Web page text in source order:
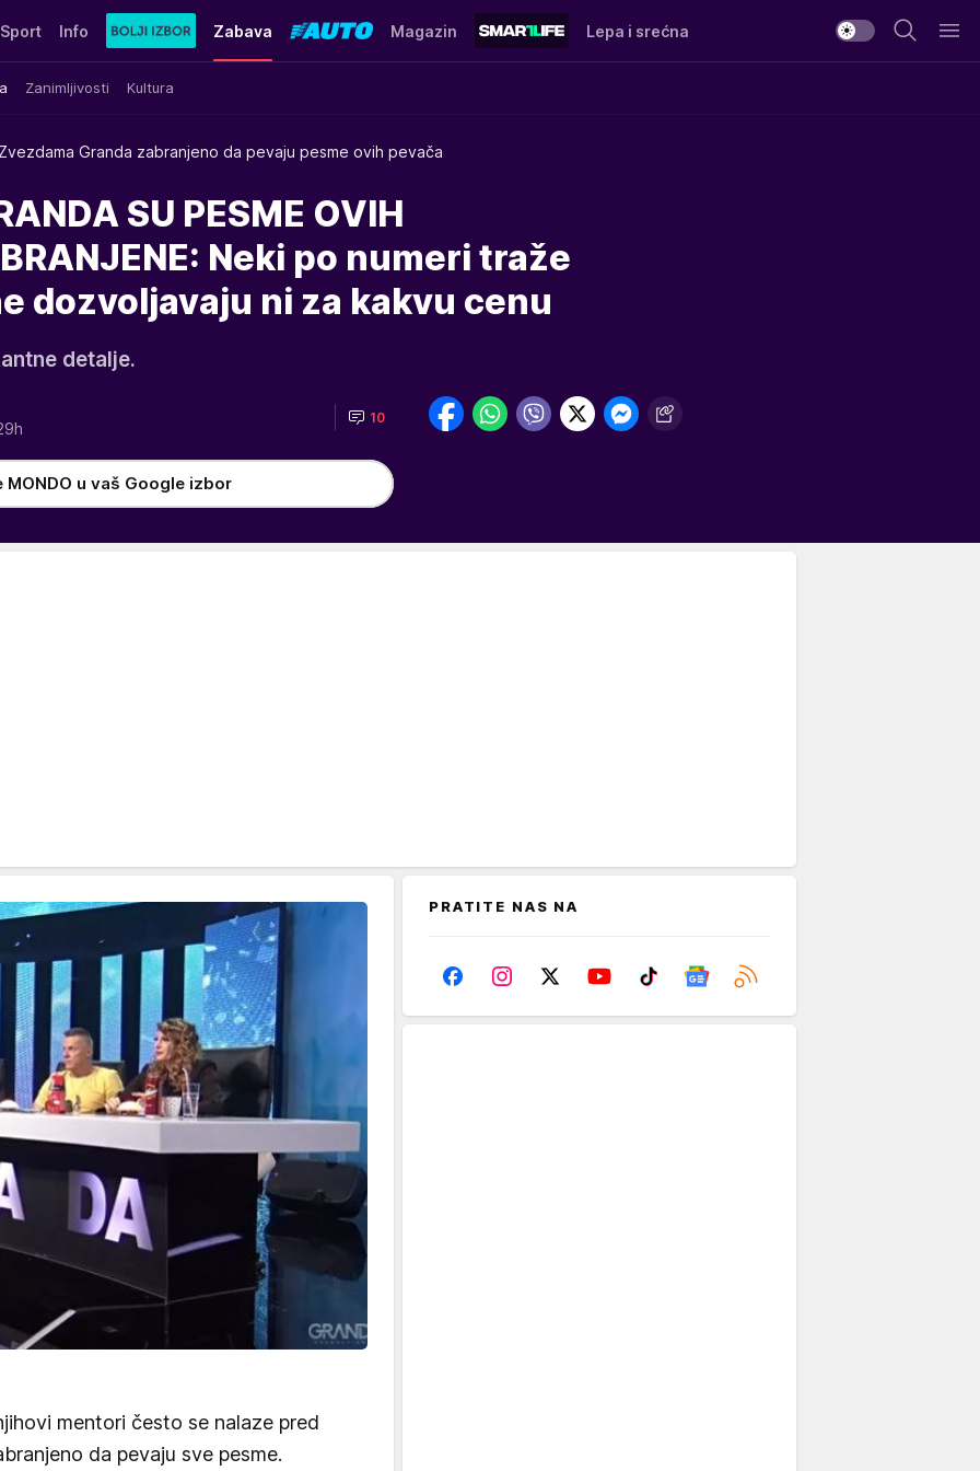
Sport Info Zabava
Zanimljivosti Kultura
Magazin Lepa i srećna
Granda zabranjeno da pevaju pesme ovih pevača
SU PESME OVIH
Neki po numeri traže
dozvoljavaju ni za kakvu cenu
detalje.
10
MONDO u vaš Google izbor
mentori često se nalaze pred
da pevaju sve pesme.
PRATITE NAS NA